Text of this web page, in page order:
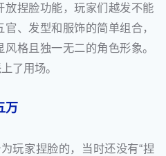
放捏脸功能，玩家们越发不能
、发型和服饰的简单组合，
格且独一无二的角色形象。
了用场。
万
玩家捏脸的，当时还没有“捏